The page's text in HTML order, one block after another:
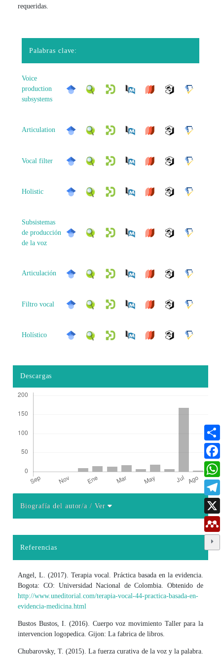
requeridas.
Palabras clave:
Voice
production
subsystems
Articulation
Vocal filter
Holistic
Subsistemas
de producción
de la voz
Articulación
Filtro vocal
Holístico
Descargas
Biografía del autor/a/ Ver
Referencias
Angel, L. (2017). Terapia vocal. Práctica basada en la evidencia.
Bogota: CO: Universidad Nacional de Colombia. Obtenido de
http://www.uneditorial.com/terapia-vocal-44-practica-basada-en-
evidencia-medicina.html
Bustos Bustos, I. (2016). Cuerpo voz movimiento Taller para la
intervencion logopedica. Gijon: La fabrica de libros.
Chubarovsky, T. (2015). La fuerza curativa de la voz y la palabra.